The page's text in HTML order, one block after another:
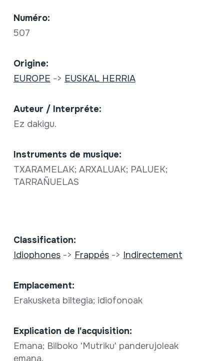
Numéro:
507
Origine:
EUROPE -> EUSKAL HERRIA
Auteur / Interpréte:
Ez dakigu.
Instruments de musique:
TXARAMELAK; ARXALUAK; PALUEK;
TARRAÑUELAS
Classification:
Idiophones-> Frappés-> Indirectement
Emplacement:
Erakusketa biltegia; idiofonoak
Explication de l'acquisition:
Emana; Bilboko 'Mutriku' panderujoleak
emana.